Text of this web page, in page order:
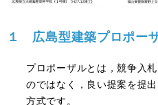
１ 広島型建築プロポー
プロポーザルとは，競争入
のではなく，良い提案を提
方式です。